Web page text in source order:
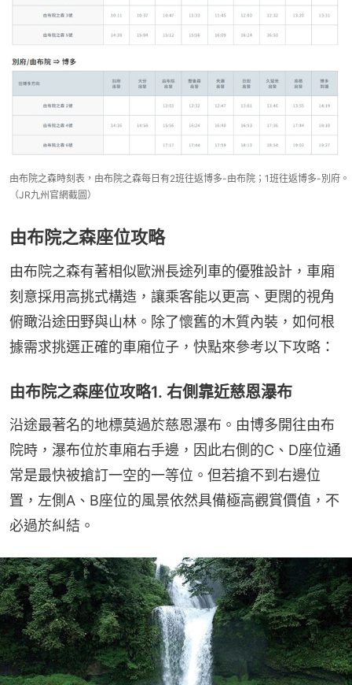
由布院之森時刻表，由布院之森每日有2班往返博多-由布院；1班往返博多-別府。
（JR九州官網截圖）
由布院之森座位攻略
由布院之森有著相似歐洲長途列車的優雅設計，車廂
刻意採用高挑式構造，讓乘客能以更高、更闊的視角
俯瞰沿途田野與山林。除了懷舊的木質內裝，如何根
據需求挑選正確的車廂位子，快點來參考以下攻略：
由布院之森座位攻略1. 右側靠近慈恩瀑布
沿途最著名的地標莫過於慈恩瀑布。由博多開往由布
院時，瀑布位於車廂右手邊，因此右側的C、D座位通
常是最快被搶訂一空的一等位。但若搶不到右邊位
置，左側A、B座位的風景依然具備極高觀賞價值，不
必過於糾結。